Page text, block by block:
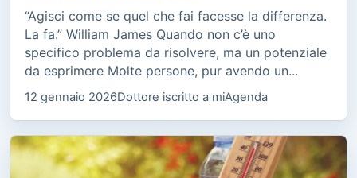
“Agisci come se quel che fai facesse la differenza.
La fa.” William James Quando non c’è uno
specifico problema da risolvere, ma un potenziale
da esprimere Molte persone, pur avendo un...
12 gennaio 2026Dottore iscritto a miAgenda